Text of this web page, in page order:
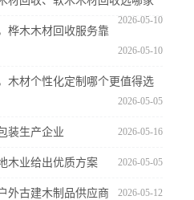
2026-05-10
桦木木材回收服务靠
2026-05-10
木材个性化定制哪个更值得选
2026-05-05
装生产企业 2026-05-16
木业给出优质方案 2026-05-05
外古建木制品供应商 2026-05-12